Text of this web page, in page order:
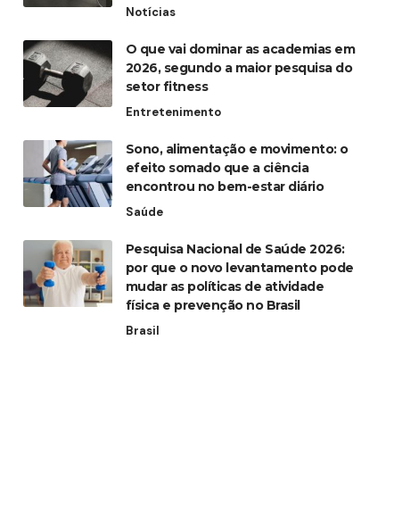
Notícias
O que vai dominar as academias em
2026, segundo a maior pesquisa do
setor fitness
Entretenimento
Sono, alimentação e movimento: o
efeito somado que a ciência
encontrou no bem-estar diário
Saúde
Pesquisa Nacional de Saúde 2026:
por que o novo levantamento pode
mudar as políticas de atividade
física e prevenção no Brasil
Brasil